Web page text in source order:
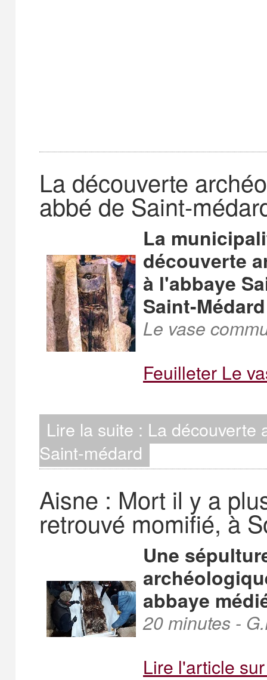
La découverte
abbé de Saint-
La
découverte
à l'abbaye
Saint-
Le vase
Feuilleter Le
Lire la suite : La découverte
Saint-médard
Aisne : Mort il y a
retrouvé momifié, à
Une
abbaye
20 minutes -
Lire l'article